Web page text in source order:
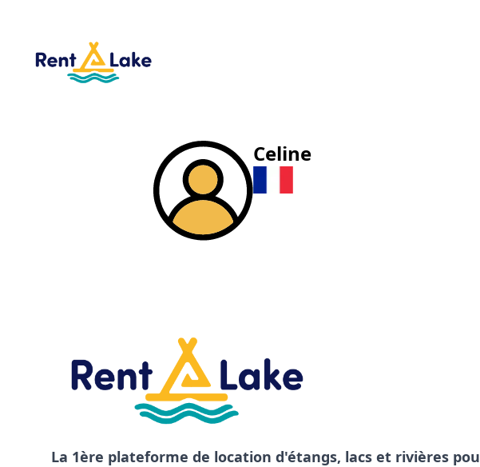
Celine
La 1ère plateforme de location d'étangs, lacs et rivières